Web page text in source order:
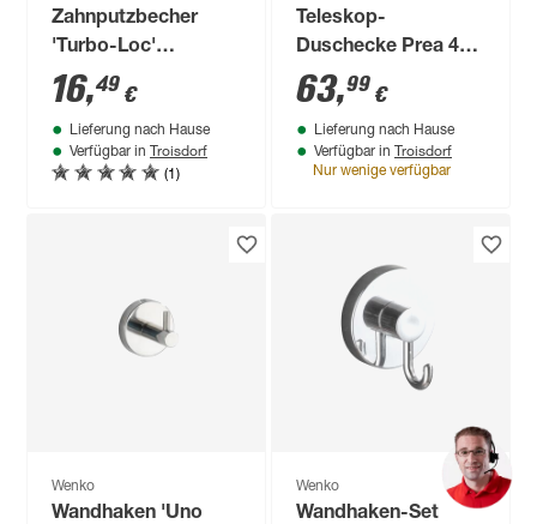
Zahnputzbecher
'Turbo-Loc'
Kunststoff, mit
Halterung
16,49 €
Lieferung nach Hause
Verfügbar in Troisdorf
(1)
Teleskop-
Duschecke Prea 4
Körbe Edelstahl
rostfrei
63,99 €
Lieferung nach Hause
Verfügbar in Troisdorf
Nur wenige verfügbar
Wenko
Wandhaken 'Uno
Wenko
Wandhaken-Set